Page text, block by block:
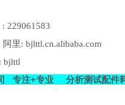
: 229061583
阿里: bjlttl.cn.alibaba.com
: bjlttl
专注+专业 分析测试配件